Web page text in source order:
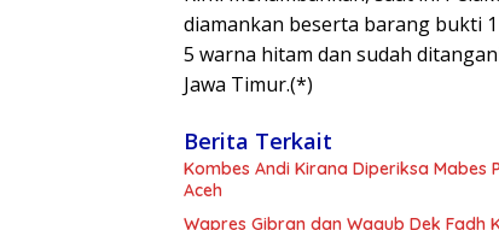
diamankan beserta barang bukti
5 warna hitam dan sudah
Jawa Timur.(*)
Berita Terkait
Kombes Andi Kirana Diperiksa Mabes
Aceh
Wapres Gibran dan Wagub Dek Fadh